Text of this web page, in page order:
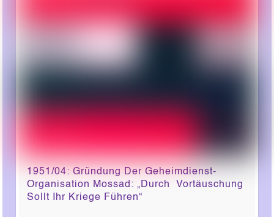
1951/04: Gründung Der Geheimdienst-
Organisation Mossad: „Durch Vortäuschung
Sollt Ihr Kriege Führen“